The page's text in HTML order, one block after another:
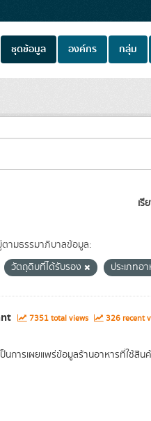
ชุดข้อมูล องค์กร กลุ่ม
เรี
ามธรรมาภิบาลข้อมูล:
วัตถุดิบที่ได้รับรอง ประเภทอ
7351 total views 326 recent
การเผยแพร่ข้อมูลร้านอาหารที่ใช้